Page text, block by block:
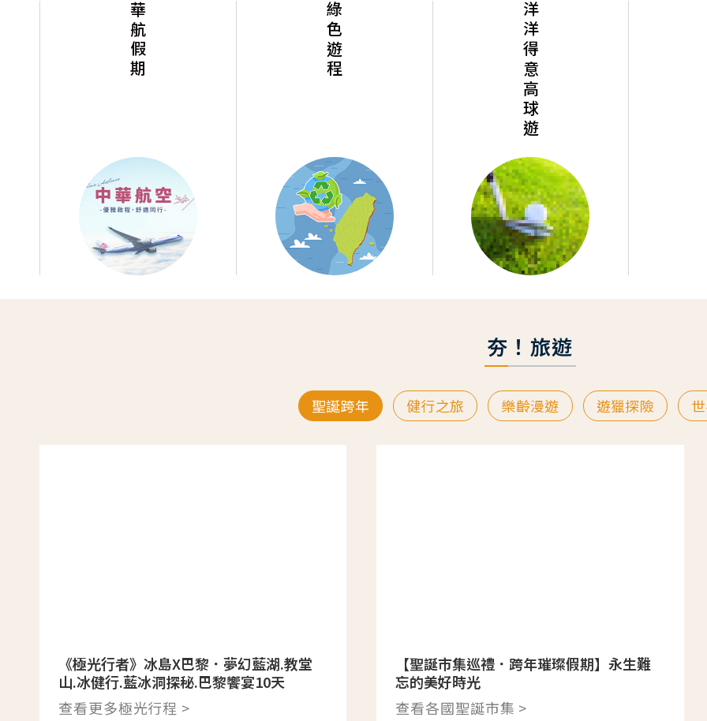
華航假期 綠色遊程 洋洋得意高球遊
夯！旅遊
聖誕跨年 健行之旅 樂齡漫遊 遊獵探險
《極光行者》冰島X巴黎．夢幻藍湖.教堂
山.冰健行.藍冰洞探秘.巴黎饗宴10天
查看更多極光行程 >
【聖誕市集巡禮．跨年璀璨假期】永生難
忘的美好時光
查看各國聖誕市集 >